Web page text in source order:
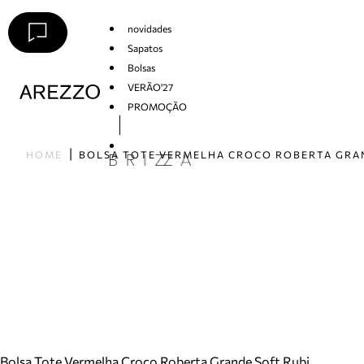
novidades
Sapatos
Bolsas
VERÃO'27
PROMOÇÃO
HOME